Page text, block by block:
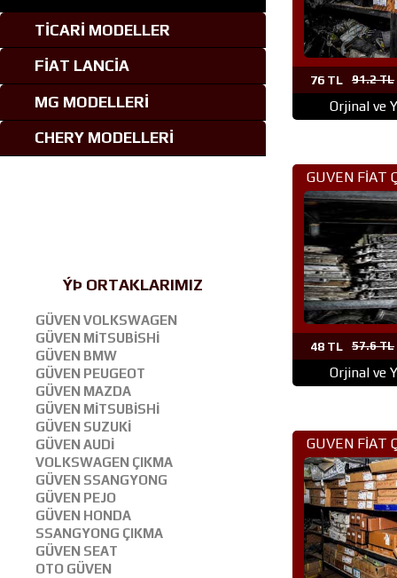
TİCARİ MODELLER
FİAT LANCİA
MG MODELLERİ
CHERY MODELLERİ
ÝÞ ORTAKLARIMIZ
GÜVEN VOLKSWAGEN
GÜVEN MİTSUBİSHİ
GÜVEN BMW
GÜVEN PEUGEOT
GÜVEN MAZDA
GÜVEN MİTSUBİSHİ
GÜVEN SUZUKİ
GÜVEN AUDİ
VOLKSWAGEN ÇIKMA
GÜVEN SSANGYONG
GÜVEN PEJO
GÜVEN HONDA
SSANGYONG ÇIKMA
GÜVEN SEAT
OTO GÜVEN
76 TL 91.2 TL
Orjinal ve
GUVEN FİAT
PARÇA
48 TL 57.6 TL
Orjinal ve
GUVEN FİAT
PARÇA